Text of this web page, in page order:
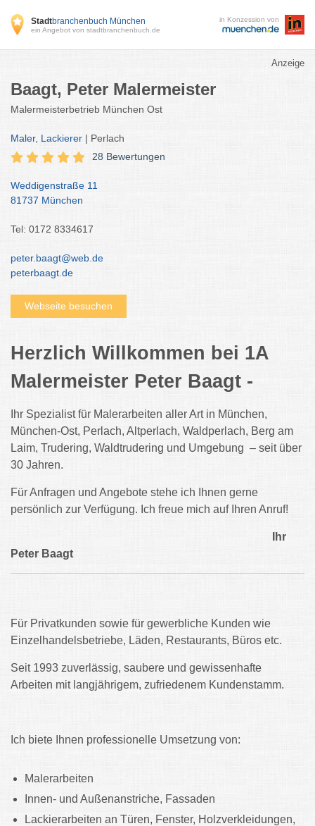
Stadtbranchenbuch München
ein Angebot von stadtbranchenbuch.de
in Konzession von
Anzeige
Baagt, Peter Malermeister
Malermeisterbetrieb München Ost
Maler, Lackierer | Perlach
28 Bewertungen
Weddigenstraße 11
81737 München
Tel: 0172 8334617
peter.baagt@web.de
peterbaagt.de
Webseite besuchen
Herzlich Willkommen bei 1A
Malermeister Peter Baagt -
Ihr Spezialist für Malerarbeiten aller Art in München,
München-Ost, Perlach, Altperlach, Waldperlach, Berg am
Laim, Trudering, Waldtrudering und Umgebung – seit über
30 Jahren.
Für Anfragen und Angebote stehe ich Ihnen gerne
persönlich zur Verfügung. Ich freue mich auf Ihren Anruf!
Ihr
Peter Baagt
Für Privatkunden sowie für gewerbliche Kunden wie
Einzelhandelsbetriebe, Läden, Restaurants, Büros etc.
Seit 1993 zuverlässig, saubere und gewissenhafte
Arbeiten mit langjährigem, zufriedenem Kundenstamm.
Ich biete Ihnen professionelle Umsetzung von:
Malerarbeiten
Innen- und Außenanstriche, Fassaden
Lackierarbeiten an Türen, Fenster, Holzverkleidungen,